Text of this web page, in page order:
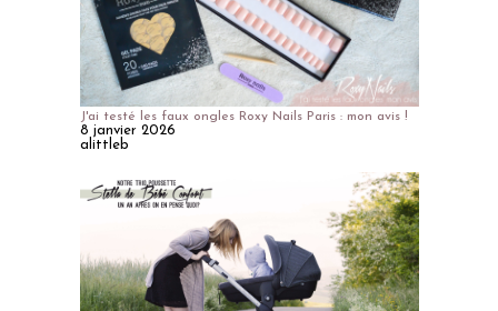
J'ai testé les faux ongles Roxy Nails Paris : mon avis !
8 janvier 2026
alittleb